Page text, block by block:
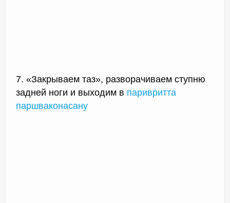
7. «Закрываем таз», разворачиваем ступню
задней ноги и выходим в паривритта
паршваконасану